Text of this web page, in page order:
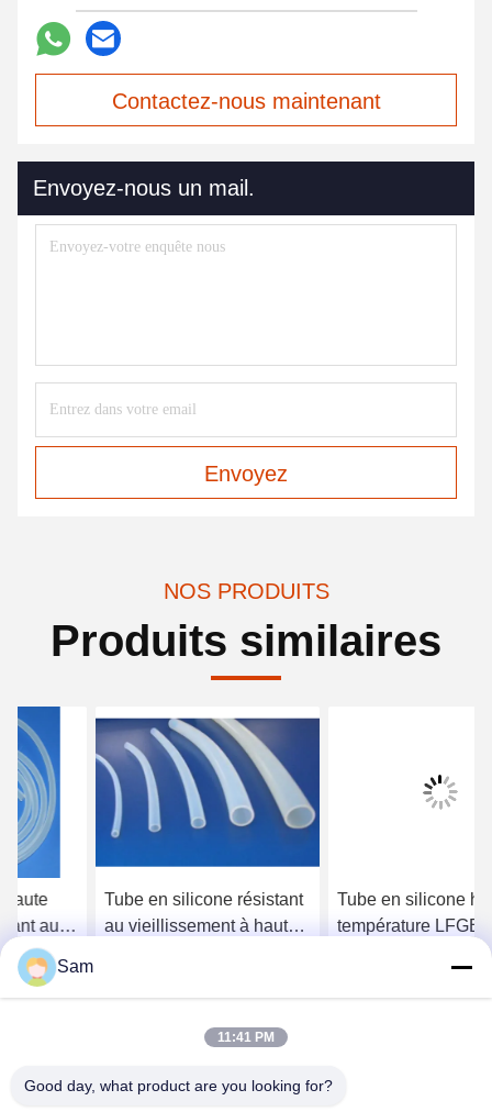
Contactez-nous maintenant
Envoyez-nous un mail.
Envoyez
NOS PRODUITS
Produits similaires
Tube en silicone résistant
au vieillissement à haute
température Tuyau en
silicone durci au platine
Obtenez le meilleur prix
Tube en silicone haute
température LFGB Dureté
Sam
11:41 PM
Good day, what product are you looking for?